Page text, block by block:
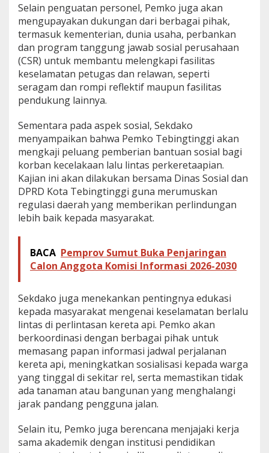
Selain penguatan personel, Pemko juga akan
mengupayakan dukungan dari berbagai pihak,
termasuk kementerian, dunia usaha, perbankan
dan program tanggung jawab sosial perusahaan
(CSR) untuk membantu melengkapi fasilitas
keselamatan petugas dan relawan, seperti
seragam dan rompi reflektif maupun fasilitas
pendukung lainnya.
Sementara pada aspek sosial, Sekdako
menyampaikan bahwa Pemko Tebingtinggi akan
mengkaji peluang pemberian bantuan sosial bagi
korban kecelakaan lalu lintas perkeretaapian.
Kajian ini akan dilakukan bersama Dinas Sosial dan
DPRD Kota Tebingtinggi guna merumuskan
regulasi daerah yang memberikan perlindungan
lebih baik kepada masyarakat.
BACA Pemprov Sumut Buka Penjaringan
Calon Anggota Komisi Informasi 2026-2030
Sekdako juga menekankan pentingnya edukasi
kepada masyarakat mengenai keselamatan berlalu
lintas di perlintasan kereta api. Pemko akan
berkoordinasi dengan berbagai pihak untuk
memasang papan informasi jadwal perjalanan
kereta api, meningkatkan sosialisasi kepada warga
yang tinggal di sekitar rel, serta memastikan tidak
ada tanaman atau bangunan yang menghalangi
jarak pandang pengguna jalan.
Selain itu, Pemko juga berencana menjajaki kerja
sama akademik dengan institusi pendidikan